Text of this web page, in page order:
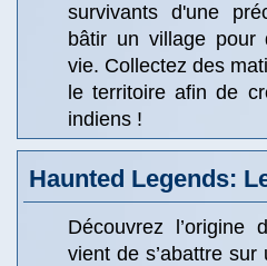
survivants d'une
bâtir un village pour
vie. Collectez des
le territoire afin de
indiens !
Haunted Legends:
Découvrez l’origine
vient de s’abattre